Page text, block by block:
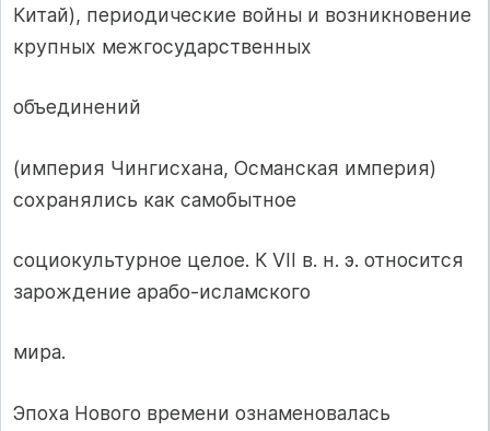
Китай), периодические войны и возникновение
крупных межгосударственных
объединений
(империя Чингисхана, Османская империя)
сохранялись как самобытное
социокультурное целое. К VII в. н. э. относится
зарождение арабо-исламского
мира.
Эпоха Нового времени ознаменовалась